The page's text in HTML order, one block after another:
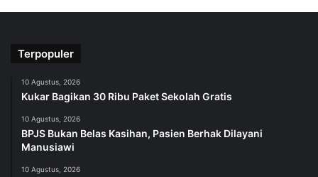
Terpopuler
10 Agustus, 2026
Kukar Bagikan 30 Ribu Paket Sekolah Gratis
10 Agustus, 2026
BPJS Bukan Belas Kasihan, Pasien Berhak Dilayani
Manusiawi
10 Agustus, 2026